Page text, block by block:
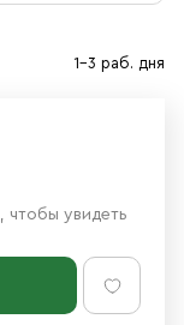
1-3 раб. дня
, чтобы увидеть